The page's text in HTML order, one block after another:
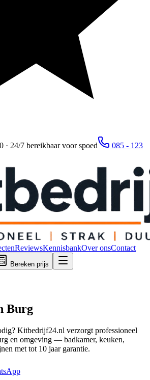
· 24/7 bereikbaar voor spoed
085 - 123
ReviewsKennisbankOver onsContact
Bereken prijs
Burg
Kitbedrijf24.nl verzorgt professioneel
en omgeving — badkamer, keuken,
met tot 10 jaar garantie.